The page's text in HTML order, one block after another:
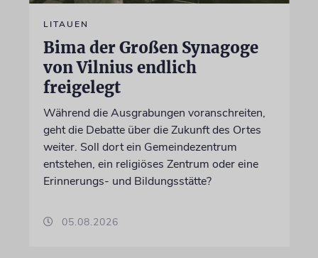
LITAUEN
Bima der Großen Synagoge
von Vilnius endlich
freigelegt
Während die Ausgrabungen voranschreiten,
geht die Debatte über die Zukunft des Ortes
weiter. Soll dort ein Gemeindezentrum
entstehen, ein religiöses Zentrum oder eine
Erinnerungs- und Bildungsstätte?
05.08.2026